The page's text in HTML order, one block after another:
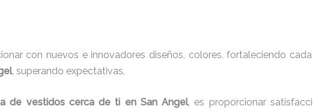
con nuevos e innovadores diseños, colores, fortaleciendo
, superando expectativas.
de vestidos cerca de ti en San Angel, es proporcionar